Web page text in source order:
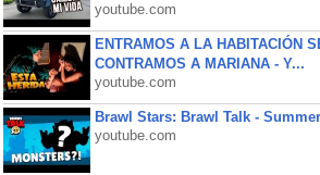
youtube.com
ENTRAMOS A LA HABITACIÓN
CONTRAMOS A MARIANA - Y...
youtube.com
Brawl Stars: Brawl Talk -
youtube.com